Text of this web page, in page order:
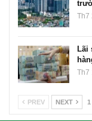
Th7
Lãi
Th7
PREV NEXT